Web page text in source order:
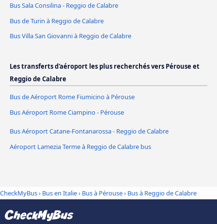
Bus Sala Consilina - Reggio de Calabre
Bus de Turin à Reggio de Calabre
Bus Villa San Giovanni à Reggio de Calabre
Les transferts d'aéroport les plus recherchés vers Pérouse et
Reggio de Calabre
Bus de Aéroport Rome Fiumicino à Pérouse
Bus Aéroport Rome Ciampino - Pérouse
Bus Aéroport Catane-Fontanarossa - Reggio de Calabre
Aéroport Lamezia Terme à Reggio de Calabre bus
CheckMyBus› Bus en Italie› Bus à Pérouse› Bus à Reggio de Calabre